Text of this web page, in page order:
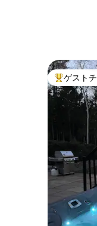
大好評の
ゲスト